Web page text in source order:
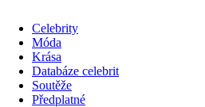
Celebrity
Móda
Krása
Databáze celebrit
Soutěže
Předplatné